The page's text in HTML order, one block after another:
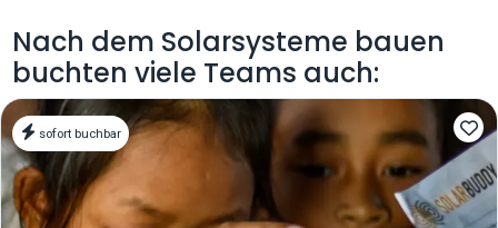
Nach dem Solarsysteme bauen
buchten viele Teams auch:
sofort buchbar